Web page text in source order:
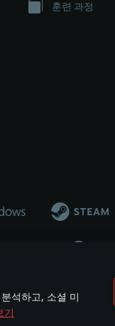
석하고, 소셜 미
기
훈련 과정
발 업체나 장비 제조 업
are the property of